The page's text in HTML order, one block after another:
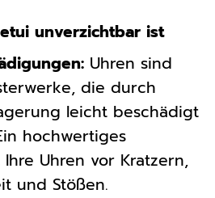
unverzichtbar ist
Uhren sind
die durch
leicht beschädigt
hochwertiges
Uhren vor Kratzern,
und Stößen.